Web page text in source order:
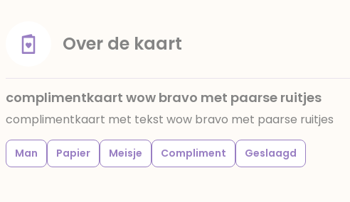
Over de kaart
complimentkaart wow bravo met paarse ruitjes
complimentkaart met tekst wow bravo met paarse ruitjes
Man Papier Meisje Compliment Geslaagd